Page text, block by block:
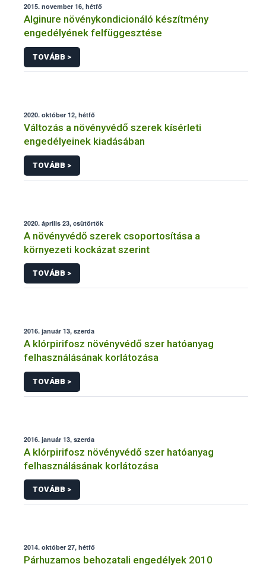
2015. november 16, hétfő
Alginure növénykondicionáló készítmény
engedélyének felfüggesztése
TOVÁBB >
2020. október 12, hétfő
Változás a növényvédő szerek kísérleti
engedélyeinek kiadásában
TOVÁBB >
2020. április 23, csütörtök
A növényvédő szerek csoportosítása a
környezeti kockázat szerint
TOVÁBB >
2016. január 13, szerda
A klórpirifosz növényvédő szer hatóanyag
felhasználásának korlátozása
TOVÁBB >
2016. január 13, szerda
A klórpirifosz növényvédő szer hatóanyag
felhasználásának korlátozása
TOVÁBB >
2014. október 27, hétfő
Párhuzamos behozatali engedélyek 2010